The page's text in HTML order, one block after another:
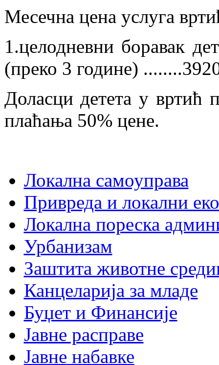
Месечна цена услуга
1.целодневни боравак
(преко 3 године)
Доласци детета у вртић
плаћања 50% цене.
Локална самоуправа
Привреда и локални
Локална пореска
Урбанизам
Заштита животне
Канцеларија за младе
Буџет и Финансије
Јавне расправе
Јавне набавке